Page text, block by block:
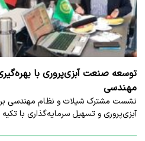
توسعه صنعت آبزی‌پروری با
مهندسی
نشست مشترک شیلات و نظام مهندسی
آبزی‌پروری و تسهیل سرمایه‌گذاری با